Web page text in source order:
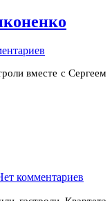
вместе с Сергеем
комментариев